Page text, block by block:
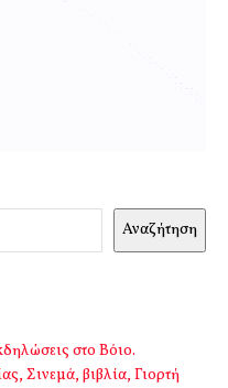
Αναζήτηση
στο Βόιο.
Σινεμά, βιβλία, Γιορτή